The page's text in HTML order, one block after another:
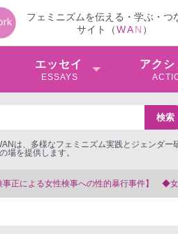
フェミニズムを伝える・学ぶ・つ
サイト（WAN ）
エッセイ
ESSAYS
アクシ
は、多様なフェミニズム実践とジェンダー
場を提供します。
事件】 ◆女性検事を支援する会事務局